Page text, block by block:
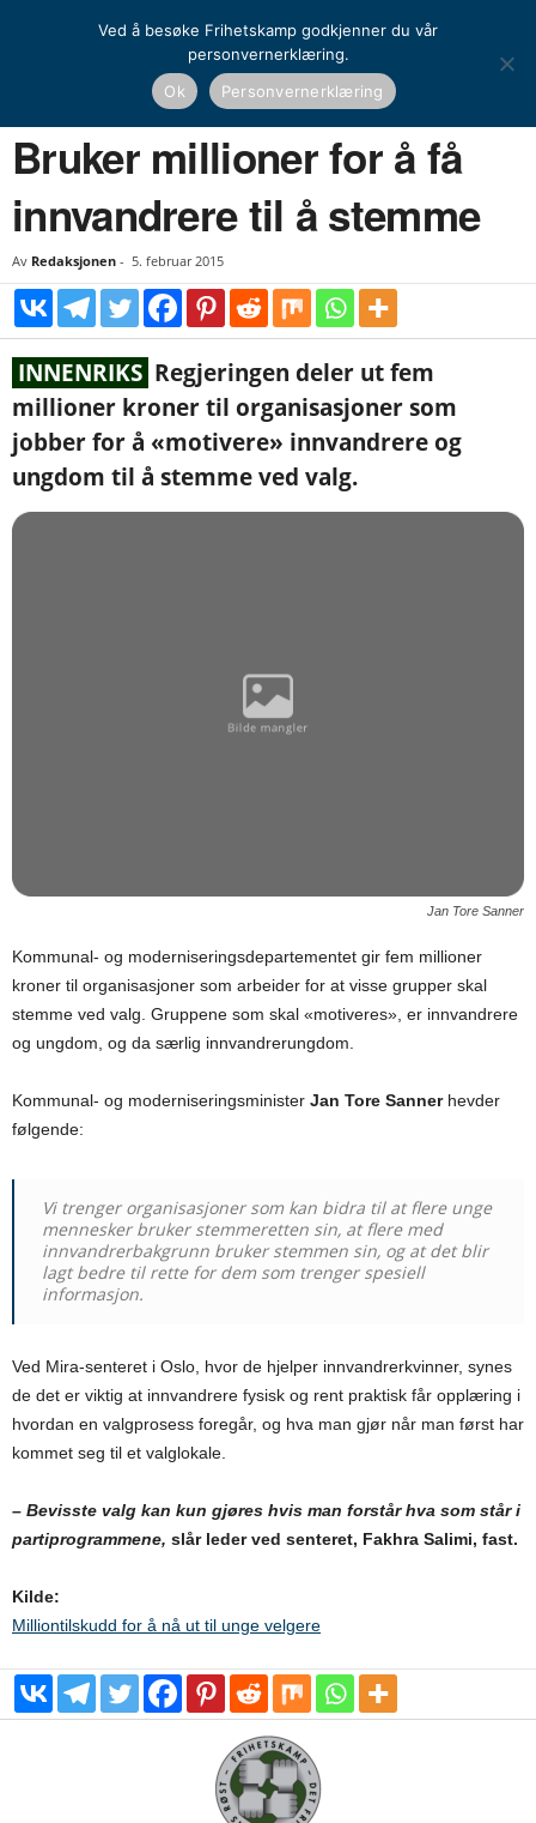
Norge Bruker millioner for å få innvandrere til å stemme
Bruker millioner for å få
innvandrere til å stemme
Av Redaksjonen - 5. februar 2015
INNENRIKS Regjeringen deler ut fem
millioner kroner til organisasjoner som
jobber for å «motivere» innvandrere og
ungdom til å stemme ved valg.
Jan Tore Sanner
Kommunal- og moderniseringsdepartementet gir fem millioner
kroner til organisasjoner som arbeider for at visse grupper skal
stemme ved valg. Gruppene som skal «motiveres», er innvandrere
og ungdom, og da særlig innvandrerungdom.
Kommunal- og moderniseringsminister Jan Tore Sannerhevder
følgende:
Vi trenger organisasjoner som kan bidra til at flere unge
mennesker bruker stemmeretten sin, at flere med
innvandrerbakgrunn bruker stemmen sin, og at det blir
lagt bedre til rette for dem som trenger spesiell
informasjon.
Ved Mira-senteret i Oslo, hvor de hjelper innvandrerkvinner, synes
de det er viktig at innvandrere fysisk og rent praktisk får opplæring i
hvordan en valgprosess foregår, og hva man gjør når man først har
kommet seg til et valglokale.
– Bevisste valg kan kun gjøres hvis man forstår hva som står i
partiprogrammene, slår leder ved senteret, Fakhra Salimi, fast.
Kilde:
Milliontilskudd for å nå ut til unge velgere
Ved å besøke Frihetskamp godkjenner du vår
personvernerklæring.
Ok
Personvernerklæring